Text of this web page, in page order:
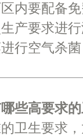
内要配备
产要求进
行空气杀
些高要求
卫生要求